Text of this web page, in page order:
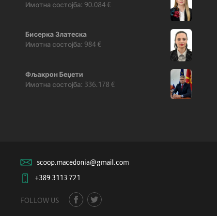
90.084€
Бисерка Златеска
984€
Фљакрон Беџети
336.178 €
scoop.macedonia@gmail.com
+389 3113 721
FOLLOW US